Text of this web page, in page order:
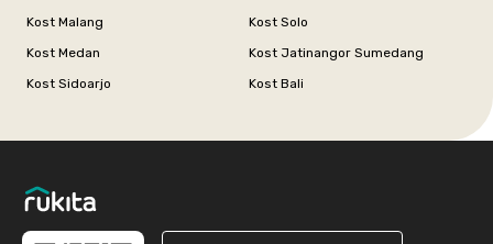
Kost Malang
Kost Solo
Kost Medan
Kost Jatinangor Sumedang
Kost Sidoarjo
Kost Bali